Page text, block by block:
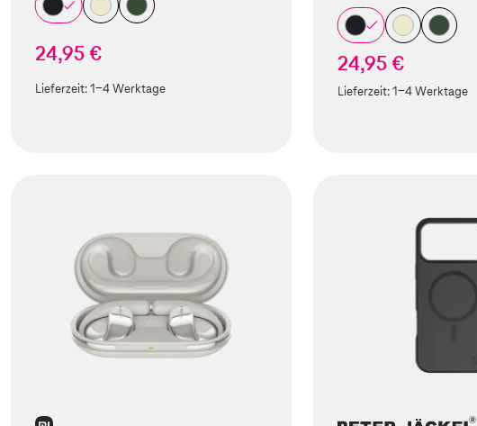
24,95 €
Lieferzeit:1-4 Werktage
24,95 €
Lieferzeit:1-4 Werktage